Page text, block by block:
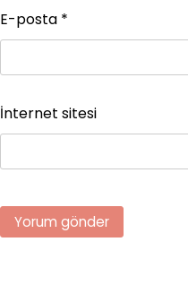
E-posta *
İnternet sitesi